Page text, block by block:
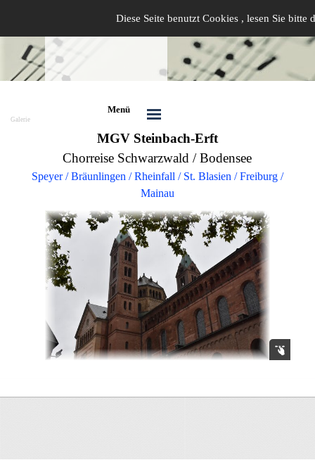
Diese Seite benutzt Cookies , lesen Sie bitte
Menü
Galerie
MGV Steinbach-Erft
Chorreise Schwarzwald / Bodensee
Speyer / Bräunlingen / Rheinfall / St. Blasien / Freiburg /
Mainau